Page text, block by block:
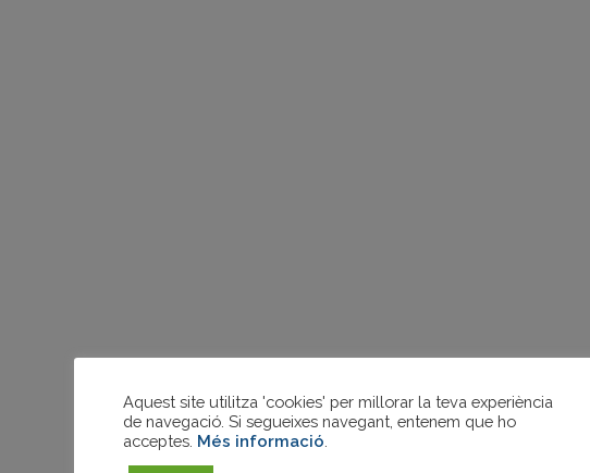
Aquest site utilitza 'cookies' per millorar la teva experiència
de navegació. Si segueixes navegant, entenem que ho
acceptes. Més informació